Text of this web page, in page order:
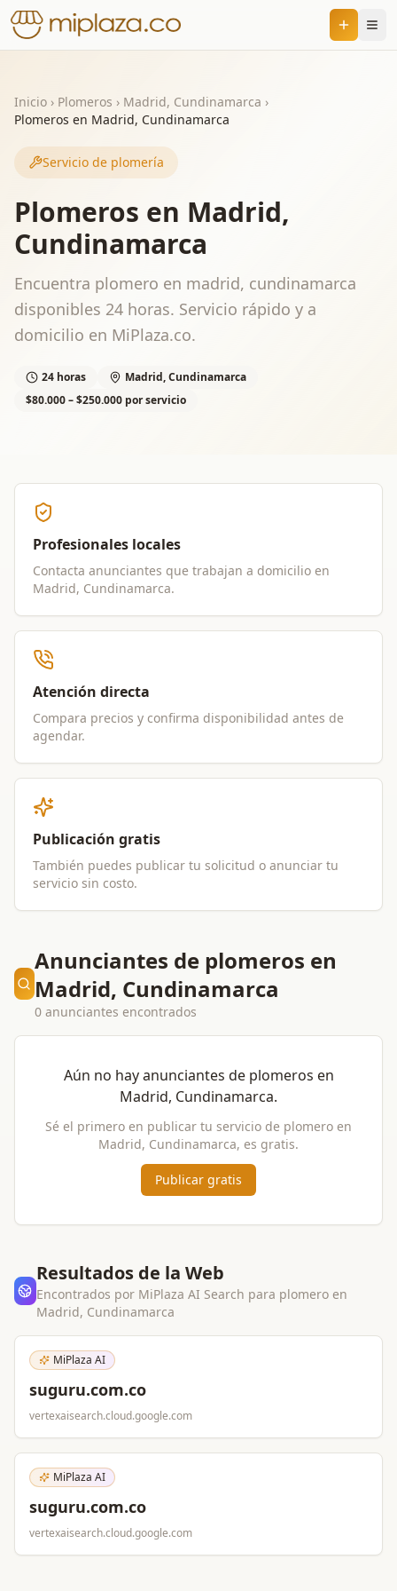
Inicio › Plomeros › Madrid, Cundinamarca ›
Plomeros en Madrid, Cundinamarca
Servicio de plomería
Plomeros en Madrid,
Cundinamarca
Encuentra plomero en madrid, cundinamarca
disponibles 24 horas. Servicio rápido y a
domicilio en MiPlaza.co.
24 horas
Madrid, Cundinamarca
$80.000 – $250.000 por servicio
Profesionales locales
Contacta anunciantes que trabajan a domicilio en
Madrid, Cundinamarca.
Atención directa
Compara precios y confirma disponibilidad antes de
agendar.
Publicación gratis
También puedes publicar tu solicitud o anunciar tu
servicio sin costo.
Anunciantes de plomeros en
Madrid, Cundinamarca
0 anunciantes encontrados
Aún no hay anunciantes de plomeros en
Madrid, Cundinamarca.
Sé el primero en publicar tu servicio de plomero en
Madrid, Cundinamarca, es gratis.
Publicar gratis
Resultados de la Web
Encontrados por MiPlaza AI Search para plomeroen
Madrid, Cundinamarca
MiPlaza AI
suguru.com.co
vertexaisearch.cloud.google.com
MiPlaza AI
suguru.com.co
vertexaisearch.cloud.google.com